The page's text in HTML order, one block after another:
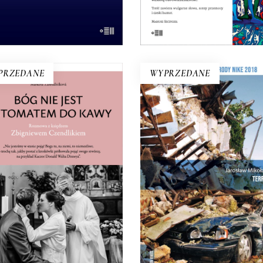
E-BOOK DO
KOSZYKA
E-BOOK DO
KOSZYKA
BÓG NIE JEST
DO KAWY.
Z KSIĘDZEM
ZBIGNIEWEM
CZENDLIKIEM
Zbigniew Czendlik mówi,
myśli, nie chodzi w sutannie
koloratce, a poranne msze
na dziewiątą, bo kto by
wstał na szóstą?
WYPRZEDANE
E-BOOK DO
TERREMOTO
Trzęsienia ziemi, które
Umbrię, Marche, Toskanię i
Lacjum dotknęły serca
Europy. Symbolem stał się
zburzonej Nursji – ojczyzny
Benedykta i św.
Kataklizm wyzwolił
niespotykane
29.00zł 14.50zł